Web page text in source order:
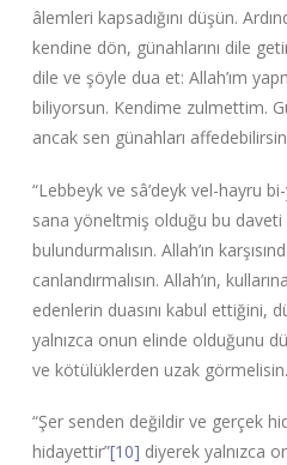
âlemleri kapsadığını düşün.
kendine dön, günahlarını dile
dile ve şöyle dua et: Allah’ım
biliyorsun. Kendime zulmettim.
ancak sen günahları
“Lebbeyk ve sâ’deyk vel-hayru
sana yöneltmiş olduğu bu
bulundurmalısın. Allah’ın
canlandırmalısın. Allah’ın,
edenlerin duasını kabul ettiğini,
yalnızca onun elinde olduğunu
ve kötülüklerden uzak görmelisin.
“Şer senden değildir ve gerçek
hidayettir”[10] diyerek yalnızca